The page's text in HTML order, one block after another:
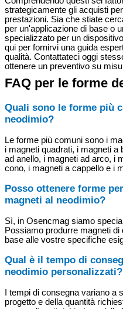
strategicamente gli acquisti
prestazioni. Sia che stiate
per un'applicazione di base o
specializzato per un
qui per fornirvi una guida
qualità. Contattateci oggi
ottenere un preventivo su
FAQ per le forme
Quali sono le forme più
neodimio?
Le forme più comuni sono i
i magneti quadrati, i magneti
ad anello, i magneti ad arco, i
cono, i magneti a cappello e i
Posso ottenere forme
magneti al neodimio?
Sì, in Osencmag siamo
Possiamo produrre magneti
base alle vostre specifiche
Qual è il tempo di
neodimio personalizzati?
I tempi di consegna variano a
progetto e della quantità